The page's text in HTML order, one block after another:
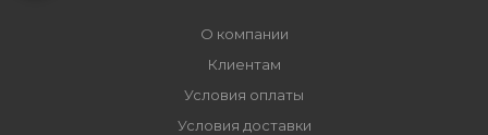
О компании
Клиентам
Условия оплаты
Условия доставки